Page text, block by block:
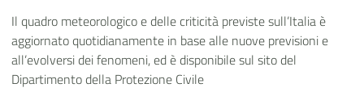
Il quadro meteorologico e delle criticità previste sull’Italia è
aggiornato quotidianamente in base alle nuove previsioni e
all’evolversi dei fenomeni, ed è disponibile sul sito del
Dipartimento della Protezione Civile